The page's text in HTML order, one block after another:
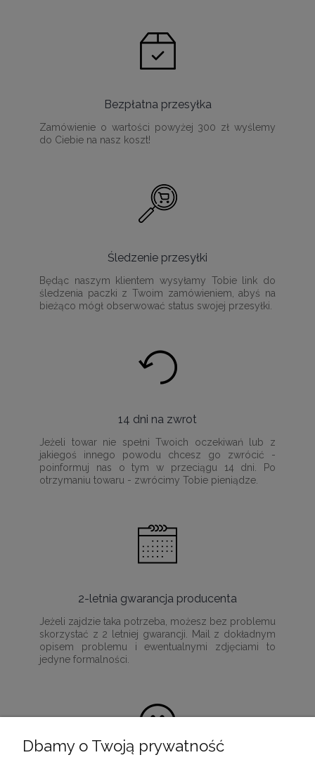
Bezpłatna przesyłka
Zamówienie o wartości powyżej 300 zł wyślemy
do Ciebie na nasz koszt!
Śledzenie przesyłki
Będąc naszym klientem wysyłamy Tobie link do
śledzenia paczki z Twoim zamówieniem, abyś na
bieżąco mógł obserwować status swojej przesyłki.
14 dni na zwrot
Jeżeli towar nie spełni Twoich oczekiwań lub z
jakiegoś innego powodu chcesz go zwrócić -
poinformuj nas o tym w przeciągu 14 dni. Po
otrzymaniu towaru - zwrócimy Tobie pieniądze.
2-letnia gwarancja producenta
Jeżeli zajdzie taka potrzeba, możesz bez problemu
skorzystać z 2 letniej gwarancji. Mail z dokładnym
opisem problemu i ewentualnymi zdjęciami to
jedyne formalności.
Dbamy o Twoją prywatność